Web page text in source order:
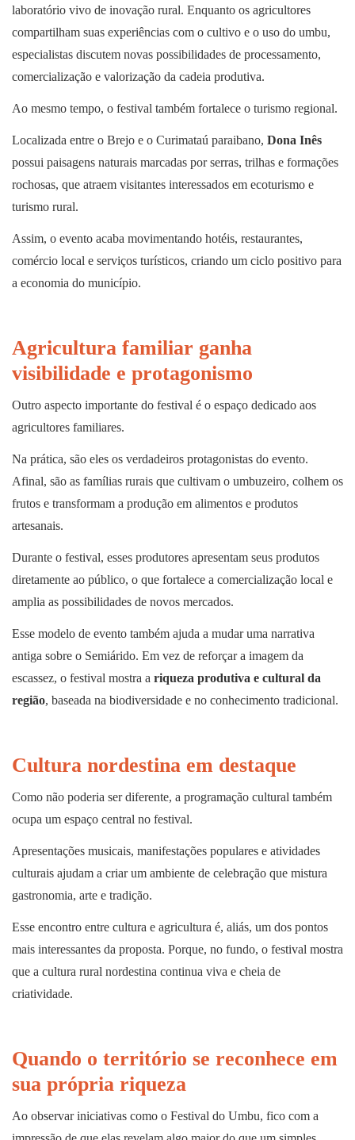
laboratório vivo de inovação rural. Enquanto os agricultores
compartilham suas experiências com o cultivo e o uso do umbu,
especialistas discutem novas possibilidades de processamento,
comercialização e valorização da cadeia produtiva.
Ao mesmo tempo, o festival também fortalece o turismo regional.
Localizada entre o Brejo e o Curimataú paraibano, Dona Inês
possui paisagens naturais marcadas por serras, trilhas e formações
rochosas, que atraem visitantes interessados em ecoturismo e
turismo rural.
Assim, o evento acaba movimentando hotéis, restaurantes,
comércio local e serviços turísticos, criando um ciclo positivo para
a economia do município.
Agricultura familiar ganha
visibilidade e protagonismo
Outro aspecto importante do festival é o espaço dedicado aos
agricultores familiares.
Na prática, são eles os verdadeiros protagonistas do evento.
Afinal, são as famílias rurais que cultivam o umbuzeiro, colhem os
frutos e transformam a produção em alimentos e produtos
artesanais.
Durante o festival, esses produtores apresentam seus produtos
diretamente ao público, o que fortalece a comercialização local e
amplia as possibilidades de novos mercados.
Esse modelo de evento também ajuda a mudar uma narrativa
antiga sobre o Semiárido. Em vez de reforçar a imagem da
escassez, o festival mostra a riqueza produtiva e cultural da
região, baseada na biodiversidade e no conhecimento tradicional.
Cultura nordestina em destaque
Como não poderia ser diferente, a programação cultural também
ocupa um espaço central no festival.
Apresentações musicais, manifestações populares e atividades
culturais ajudam a criar um ambiente de celebração que mistura
gastronomia, arte e tradição.
Esse encontro entre cultura e agricultura é, aliás, um dos pontos
mais interessantes da proposta. Porque, no fundo, o festival mostra
que a cultura rural nordestina continua viva e cheia de
criatividade.
Quando o território se reconhece em
sua própria riqueza
Ao observar iniciativas como o Festival do Umbu, fico com a